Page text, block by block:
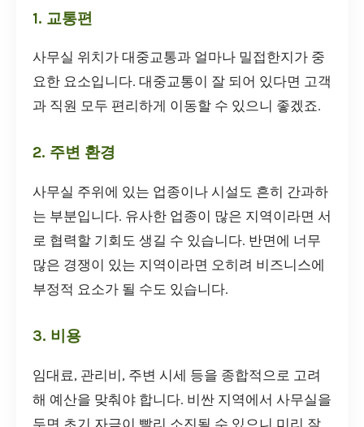
1. 교통편
사무실 위치가 대중교통과 얼마나 밀접한지가 중
요한 요소입니다. 대중교통이 잘 되어 있다면 고객
과 직원 모두 편리하게 이동할 수 있으니 좋겠죠.
2. 주변 환경
사무실 주위에 있는 업종이나 시설도 흔히 간과하
는 부분입니다. 유사한 업종이 많은 지역이라면 서
로 협력할 기회도 생길 수 있습니다. 반면에 너무
많은 경쟁이 있는 지역이라면 오히려 비즈니스에
부정적 요소가 될 수도 있습니다.
3. 비용
임대료, 관리비, 주변 시세 등을 종합적으로 고려
해 예산을 맞춰야 합니다. 비싼 지역에서 사무실을